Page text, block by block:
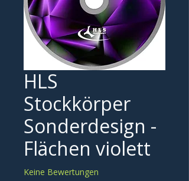
HLS
Stockkörper
Sonderdesign -
Flächen violett
Keine Bewertungen